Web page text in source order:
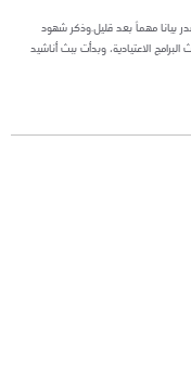
بيانا مهماً بعد قليل.وذكر شهود
الاعتيادية، وبدأت ببث أناشيد